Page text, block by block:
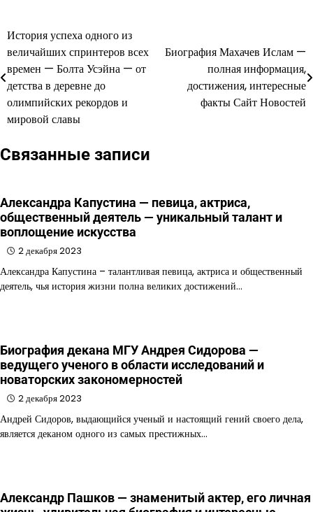
Навигация
по
записям
История успеха одного из
величайших спринтеров всех
времен — Болта Усэйна — от
детства в деревне до
олимпийских рекордов и
мировой славы
Биография Махачев Ислам —
полная информация,
достижения, интересные
факты Сайт Новостей
Связанные записи
Александра Капустина — певица, актриса,
общественный деятель — уникальный талант и
воплощение искусства
2 декабря 2023
Александра Капустина – талантливая певица, актриса и общественный
деятель, чья история жизни полна великих достижений…
Биография декана МГУ Андрея Сидорова —
ведущего ученого в области исследований и
новаторских закономерностей
2 декабря 2023
Андрей Сидоров, выдающийся ученый и настоящий гений своего дела,
является деканом одного из самых престижных…
Александр Пашков — знаменитый актер, его личная